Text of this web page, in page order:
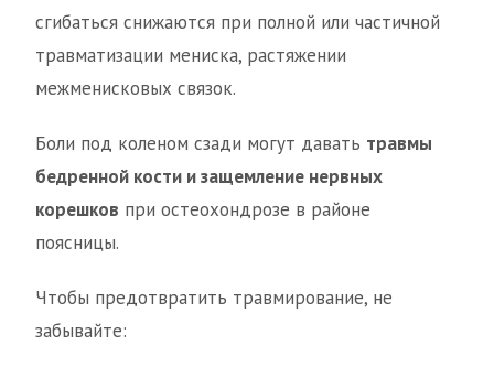
сгибаться снижаются при полной или частичной
травматизации мениска, растяжении
межменисковых связок.
Боли под коленом сзади могут давать травмы
бедренной кости и защемление нервных
корешков при остеохондрозе в районе
поясницы.
Чтобы предотвратить травмирование, не
забывайте: